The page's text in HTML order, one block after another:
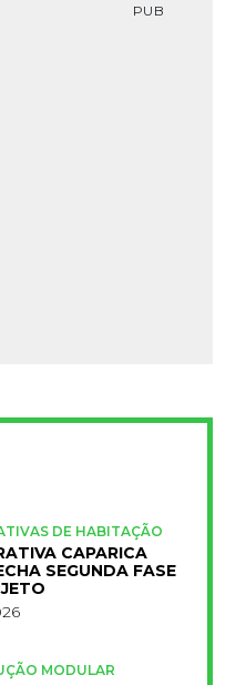
PUB
DE HABITAÇÃO
CAPARICA
SEGUNDA FASE
MODULAR